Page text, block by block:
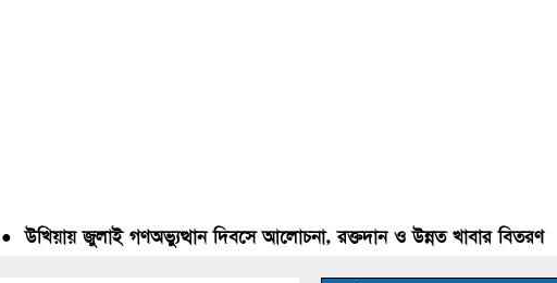
উখিয়ায় জুলাই গণঅভ্যুত্থান দিবসে আলোচনা, রক্তদান ও উন্নত খাবার বিতরণ●